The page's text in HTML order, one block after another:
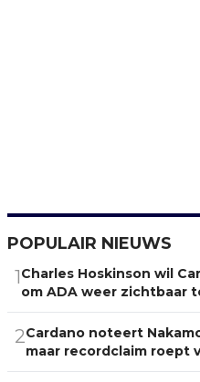
POPULAIR NIEUWS
1Charles Hoskinson wil
om ADA weer zichtbaar
2Cardano noteert
maar recordclaim roept